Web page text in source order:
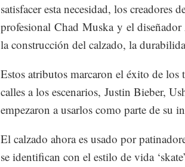
satisfacer esta necesidad, los creadores
profesional Chad Muska y el diseñador
la construcción del calzado, la
Estos atributos marcaron el éxito de los
calles a los escenarios, Justin Bieber,
empezaron a usarlos como parte de su
El calzado ahora es usado por
se identifican con el estilo de vida